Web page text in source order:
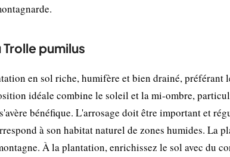
pumilus
en sol riche, humifère et bien drainé, préférant
idéale combine le soleil et la mi-ombre,
bénéfique. L'arrosage doit être important et
à son habitat naturel de zones humides. La
À la plantation, enrichissez le sol avec du